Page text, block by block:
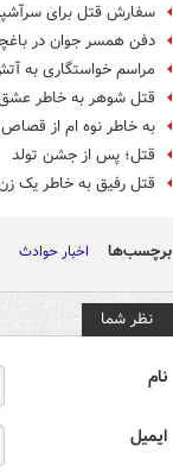
سفارش قتل برای
دفن همسر جوان در
مراسم خواستگاری به
قتل شوهر به خاطر
به خاطر نوه ام از
قتل؛ پس از جشن تولد
قتل رفیق به خاطر یک
برچسب‌ها اخبار حوادث
نظر شما
نام
ایمیل